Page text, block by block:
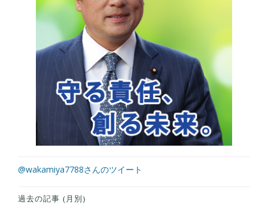
@wakamiya7788さんのツイート
過去の記事 (月別)